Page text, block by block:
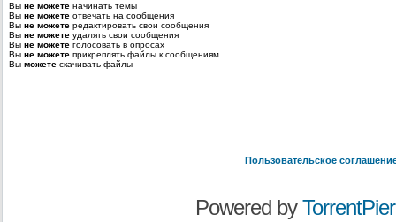
Вы не можете начинать темы
Вы не можете отвечать на сообщения
Вы не можете редактировать свои сообщения
Вы не можете удалять свои сообщения
Вы не можете голосовать в опросах
Вы не можете прикреплять файлы к сообщениям
Вы можете скачивать файлы
Пользовательское
Powered by